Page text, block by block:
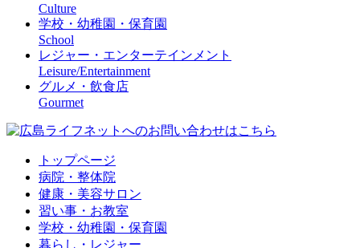
Culture
学校・幼稚園・保育園
School
レジャー・エンターテインメント
Leisure/Entertainment
グルメ・飲食店
Gourmet
トップページ
病院・整体院
健康・美容サロン
習い事・お教室
学校・幼稚園・保育園
暮らし・レジャー